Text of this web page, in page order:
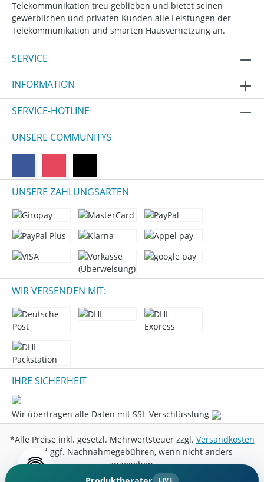
Telekommunikation treu geblieben und bietet seinen
gewerblichen und privaten Kunden alle Leistungen der
Telekommunikation und smarten Hausvernetzung an.
SERVICE
INFORMATION
SERVICE-HOTLINE
UNSERE COMMUNITYS
UNSERE ZAHLUNGSARTEN
WIR VERSENDEN MIT:
IHRE SICHERHEIT
Wir übertragen alle Daten mit SSL-Verschlüsslung
*Alle Preise inkl. gesetzl. Mehrwertsteuer zzgl. Versandkosten
und ggf. Nachnahmegebühren, wenn nicht anders
angegeben.
LIVE